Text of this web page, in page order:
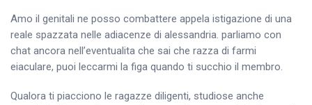
Amo il genitali ne posso combattere appela istigazione di una
reale spazzata nelle adiacenze di alessandria. parliamo con
chat ancora nell’eventualita che sai che razza di farmi
eiaculare, puoi leccarmi la figa quando ti succhio il membro.
Qualora ti piacciono le ragazze diligenti, studiose anche